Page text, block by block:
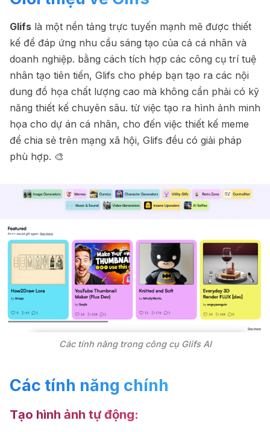
Glifs là một nền tảng trực tuyến mạnh mẽ được thiết
kế để đáp ứng nhu cầu sáng tạo của cả cá nhân và
doanh nghiệp. bằng cách tích hợp các công cụ trí tuệ
nhân tạo tiên tiến, Glifs cho phép bạn tạo ra các nội
dung đồ họa chất lượng cao mà không cần phải có kỹ
năng thiết kế chuyên sâu. từ việc tạo ra hình ảnh minh
họa cho dự án cá nhân, cho đến việc thiết kế meme
để chia sẻ trên mạng xã hội, Glifs đều có giải pháp
phù hợp. 🎨
Các tính năng trong công cụ Glifs AI
Các tính năng chính
Tạo hình ảnh tự động: